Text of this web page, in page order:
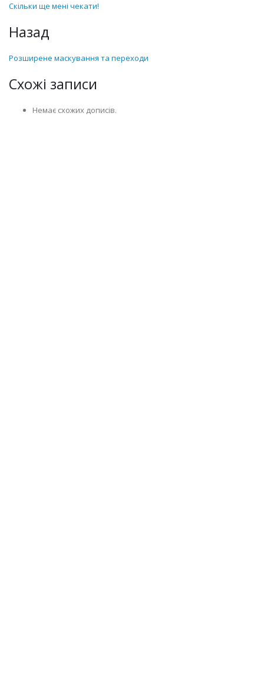
Скільки ще мені чекати!
Назад
Розширене маскування та переходи
Схожі записи
Немає схожих дописів.